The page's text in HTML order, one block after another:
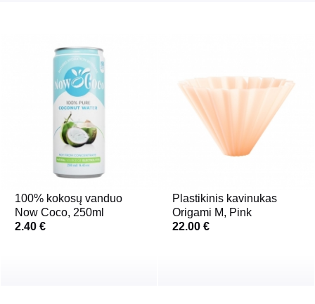
100% kokosų vanduo
Now Coco, 250ml
2.40 €
Plastikinis kavinukas
Origami M, Pink
22.00 €